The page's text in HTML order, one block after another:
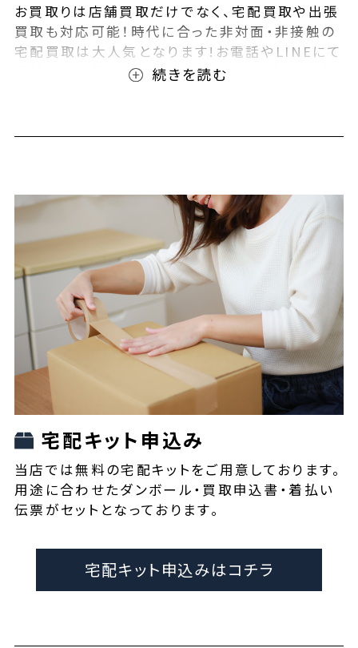
お買取りは店舗買取だけでなく、宅配買取や出張
買取も対応可能！時代に合った非対面・非接触の
宅配買取は大人気となります!お電話やLINEにて
事前査定が可能となっております！また無料の宅
宅配キット申込み
当店では無料の宅配キットをご用意しております。
用途に合わせたダンボール・買取申込書・着払い
伝票がセットとなっております。
宅配キット申込みはコチラ